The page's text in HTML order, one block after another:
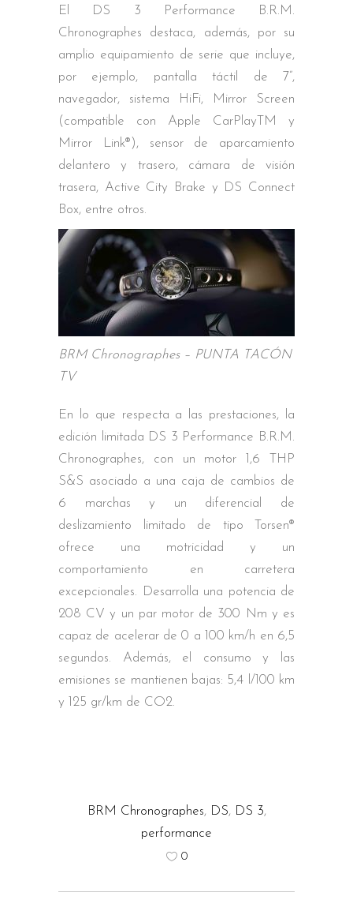
El DS 3 Performance B.R.M.
Chronographes destaca, además, por su
amplio equipamiento de serie que incluye,
por ejemplo, pantalla táctil de 7”,
navegador, sistema HiFi, Mirror Screen
(compatible con Apple CarPlayTM y
Mirror Link®), sensor de aparcamiento
delantero y trasero, cámara de visión
trasera, Active City Brake y DS Connect
Box, entre otros.
BRM Chronographes – PUNTA TACÓN
TV
En lo que respecta a las prestaciones, la
edición limitada DS 3 Performance B.R.M.
Chronographes, con un motor 1,6 THP
S&S asociado a una caja de cambios de
6 marchas y un diferencial de
deslizamiento limitado de tipo Torsen®
ofrece una motricidad y un
comportamiento en carretera
excepcionales. Desarrolla una potencia de
208 CV y un par motor de 300 Nm y es
capaz de acelerar de 0 a 100 km/h en 6,5
segundos. Además, el consumo y las
emisiones se mantienen bajas: 5,4 l/100 km
y 125 gr/km de CO2.
BRM Chronographes, DS, DS 3,
performance
0